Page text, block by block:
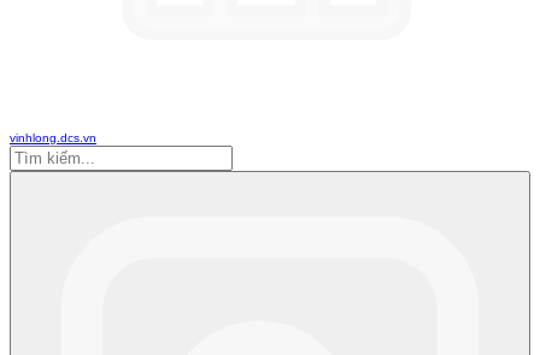
vinhlong.dcs.vn